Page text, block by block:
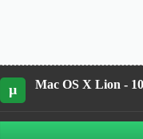
µ Mac OS X Lion -